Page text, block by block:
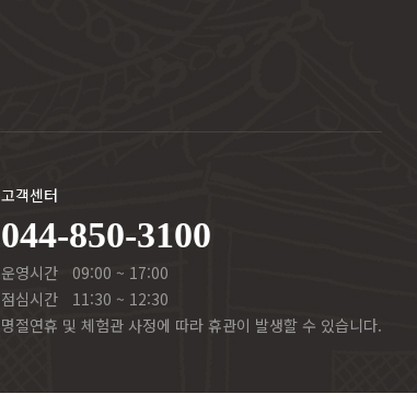
고객센터
044-850-3100
운영시간
09:00 ~ 17:00
점심시간
11:30 ~ 12:30
명절연휴 및 체험관 사정에 따라 휴관이 발생할 수 있습니다.